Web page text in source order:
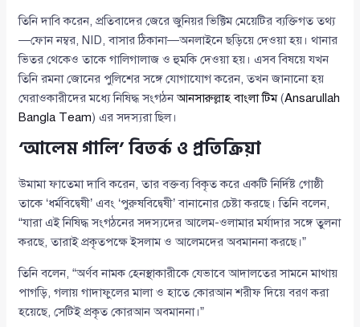
তিনি দাবি করেন, প্রতিবাদের জেরে জুনিয়র ভিক্টিম মেয়েটির ব্যক্তিগত তথ্য
—ফোন নম্বর, NID, বাসার ঠিকানা—অনলাইনে ছড়িয়ে দেওয়া হয়। থানার
ভিতর থেকেও তাকে গালিগালাজ ও হুমকি দেওয়া হয়। এসব বিষয়ে যখন
তিনি রমনা জোনের পুলিশের সঙ্গে যোগাযোগ করেন, তখন জানানো হয়
ঘেরাওকারীদের মধ্যে নিষিদ্ধ সংগঠনআনসারুল্লাহ বাংলা টিম(Ansarullah
Bangla Team) এর সদস্যরা ছিল।
‘আলেম গালি’ বিতর্ক ও প্রতিক্রিয়া
উমামা ফাতেমা দাবি করেন, তার বক্তব্য বিকৃত করে একটি নির্দিষ্ট গোষ্ঠী
তাকে ‘ধর্মবিদ্বেষী’ এবং ‘পুরুষবিদ্বেষী’ বানানোর চেষ্টা করছে। তিনি বলেন,
“যারা এই নিষিদ্ধ সংগঠনের সদস্যদের আলেম-ওলামার মর্যাদার সঙ্গে তুলনা
করছে, তারাই প্রকৃতপক্ষে ইসলাম ও আলেমদের অবমাননা করছে।”
তিনি বলেন, “অর্ণব নামক হেনস্থাকারীকে যেভাবে আদালতের সামনে মাথায়
পাগড়ি, গলায় গাদাফুলের মালা ও হাতে কোরআন শরীফ দিয়ে বরণ করা
হয়েছে, সেটিই প্রকৃত কোরআন অবমাননা।”